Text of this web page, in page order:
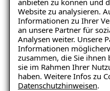
anbieten zu können und
Website zu analysieren.
Informationen zu Ihrer
an unsere Partner für
Analysen weiter. Unsere
Informationen
zusammen, die Sie
sie im Rahmen Ihrer
haben. Weitere Infos zu
Datenschutzhinweisen.
der Theorie und Praxis
deine täglichen
auf dieEntwicklung
abzielen.
Je nach
interessanten